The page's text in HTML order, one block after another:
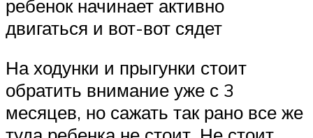
ребенок начинает активно
двигаться и вот-вот сядет
На ходунки и прыгунки стоит
обратить внимание уже с 3
месяцев, но сажать так рано все же